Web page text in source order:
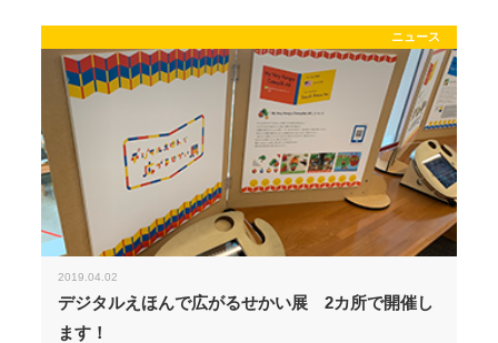
ニュース
2019.04.02
デジタルえほんで広がるせかい展 2カ所で開催し
ます！